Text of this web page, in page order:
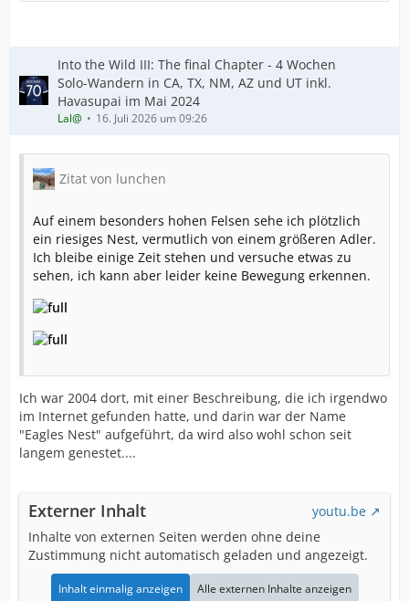
Into the Wild III: The final Chapter - 4 Wochen
Solo-Wandern in CA, TX, NM, AZ und UT inkl.
Havasupai im Mai 2024
Lal@ 16. Juli 2026 um 09:26
Zitat von lunchen
Auf einem besonders hohen Felsen sehe ich plötzlich
ein riesiges Nest, vermutlich von einem größeren Adler.
Ich bleibe einige Zeit stehen und versuche etwas zu
sehen, ich kann aber leider keine Bewegung erkennen.
Ich war 2004 dort, mit einer Beschreibung, die ich irgendwo
im Internet gefunden hatte, und darin war der Name
"Eagles Nest" aufgeführt, da wird also wohl schon seit
langem genestet....
Externer Inhalt
youtu.be
Inhalte von externen Seiten werden ohne deine
Zustimmung nicht automatisch geladen und angezeigt.
Inhalt einmalig anzeigen Alle externen Inhalte anzeigen